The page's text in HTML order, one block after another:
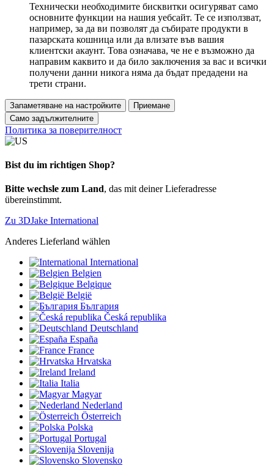
Технически необходимите бисквитки осигуряват само
основните функции на нашия уебсайт. Те се използват,
например, за да ви позволят да събирате продукти в
пазарската кошница или да влизате във вашия
клиентски акаунт. Това означава, че не е възможно да
направим каквито и да било заключения за вас и всички
получени данни никога няма да бъдат предадени на
трети страни.
Запаметяване на настройките
Приемане
Само задължителните
Политика за поверителност
Bist du im richtigen Shop?
Bitte wechsle zum Land, das mit deiner Lieferadresse
übereinstimmt.
Zu 3DJake International
Anderes Lieferland wählen
International
Belgien
Belgique
België
България
Česká republika
Deutschland
España
France
Hrvatska
Ireland
Italia
Magyar
Nederland
Österreich
Polska
Portugal
Slovenija
Slovensko